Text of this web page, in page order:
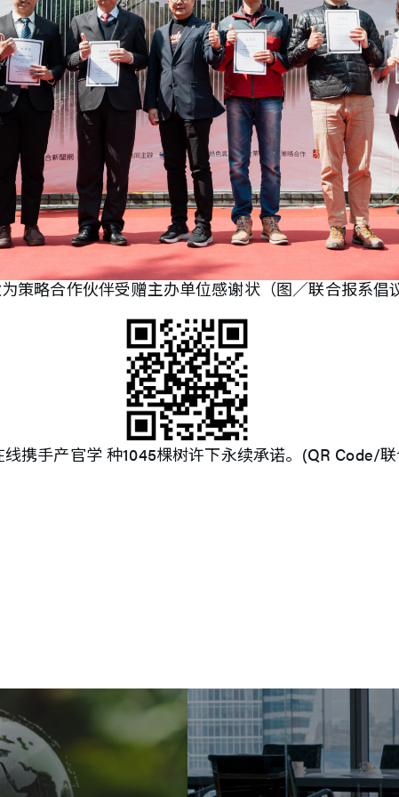
策略合作伙伴受赠主办单位感谢状（图／联合报系倡
携手产官学 种1045棵树许下永续承诺。(QR Code/